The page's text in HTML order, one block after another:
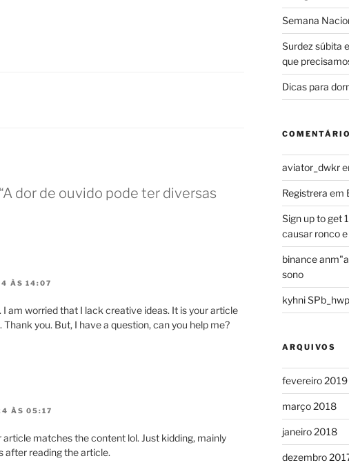
dor de ouvido pode ter diversas
ÀS 14:07
I am worried that I lack creative ideas. It is your article
you. But, I have a question, can you help me?
ÀS 05:17
article matches the content lol. Just kidding, mainly
after reading the article.
Semana
Surdez súbita
que
Dicas para
aviator_dwkr
Registrera em
Sign up to get
causar ronco
binance
sono
kyhni
ARQUIVOS
fevereiro 2019
março 2018
janeiro 2018
dezembro